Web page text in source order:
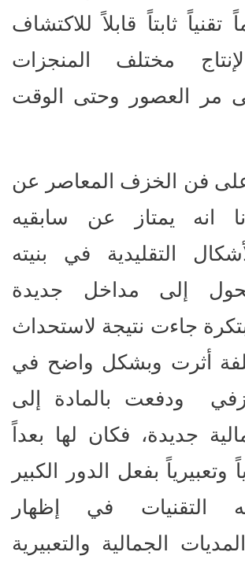
تقنياً ثابتاً قابلاً للاكتشاف
مختلف المنجزات
مر العصور وحتى الوقت
على فن الخزف المعاصر عن
انه يمتاز عن سابقيه
التقليدية في بنيته
إلى مداخل جديدة
جاءت نتيجة لاستحداث
أثرت وبشكل واضح في
ودفعت بالمادة إلى
جديدة، فكان لها بعداً
وتعبيرياً بفعل الدور الكبير
التقنيات في إظهار
الجمالية والتعبيرية